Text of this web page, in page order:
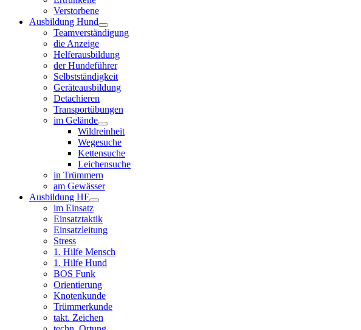
Verstorbene
Ausbildung Hund
Teamverständigung
die Anzeige
Helferausbildung
der Hundeführer
Selbstständigkeit
Geräteausbildung
Detachieren
Transportübungen
im Gelände
Wildreinheit
Wegesuche
Kettensuche
Leichensuche
in Trümmern
am Gewässer
Ausbildung HF
im Einsatz
Einsatztaktik
Einsatzleitung
Stress
1. Hilfe Mensch
1. Hilfe Hund
BOS Funk
Orientierung
Knotenkunde
Trümmerkunde
takt. Zeichen